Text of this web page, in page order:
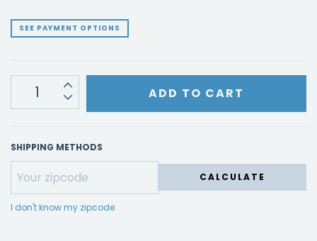
SEE PAYMENT OPTIONS
SHIPPING METHODS
CALCULATE
I don't know my zipcode